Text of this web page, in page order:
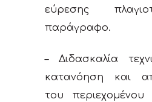
εύρεσης
παράγραφο.
– Διδασκαλία
κατανόηση και
του περιεχομένου